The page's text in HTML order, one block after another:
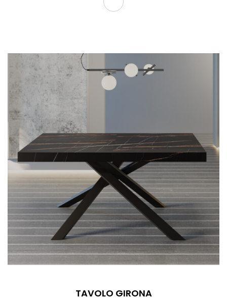
TAVOLO GIRONA